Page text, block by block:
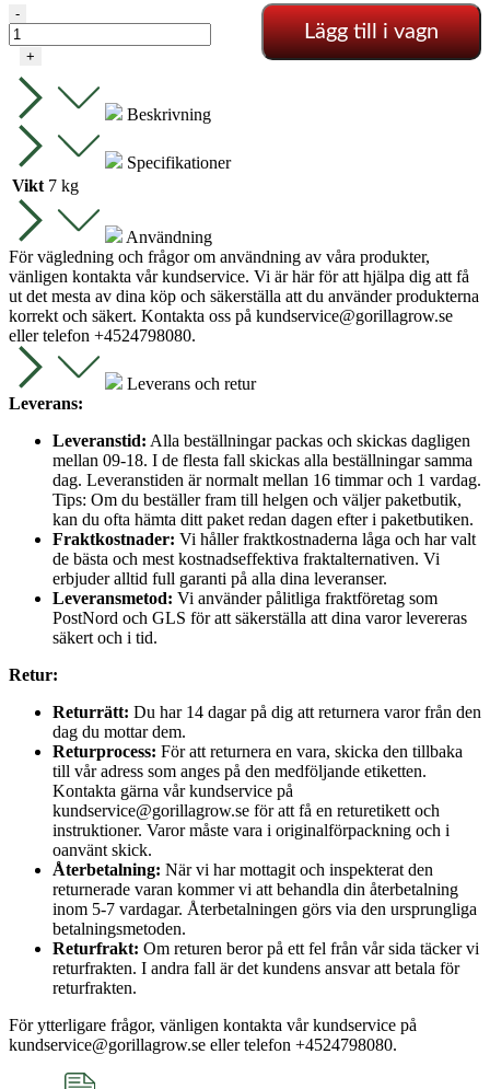
HYDRO
SHOOT
60X60X160
GROTELT
mängd
-
+
Lägg till i vagn
Beskrivning
Specifikationer
Vikt 7 kg
Användning
För vägledning och frågor om användning av våra produkter,
vänligen kontakta vår kundservice. Vi är här för att hjälpa dig att få
ut det mesta av dina köp och säkerställa att du använder produkterna
korrekt och säkert. Kontakta oss på kundservice@gorillagrow.se
eller telefon +4524798080.
Leverans och retur
Leverans:
Leveranstid: Alla beställningar packas och skickas dagligen
mellan 09-18. I de flesta fall skickas alla beställningar samma
dag. Leveranstiden är normalt mellan 16 timmar och 1 vardag.
Tips: Om du beställer fram till helgen och väljer paketbutik,
kan du ofta hämta ditt paket redan dagen efter i paketbutiken.
Fraktkostnader: Vi håller fraktkostnaderna låga och har valt
de bästa och mest kostnadseffektiva fraktalternativen. Vi
erbjuder alltid full garanti på alla dina leveranser.
Leveransmetod: Vi använder pålitliga fraktföretag som
PostNord och GLS för att säkerställa att dina varor levereras
säkert och i tid.
Retur:
Returrätt: Du har 14 dagar på dig att returnera varor från den
dag du mottar dem.
Returprocess: För att returnera en vara, skicka den tillbaka
till vår adress som anges på den medföljande etiketten.
Kontakta gärna vår kundservice på
kundservice@gorillagrow.se för att få en returetikett och
instruktioner. Varor måste vara i originalförpackning och i
oanvänt skick.
Återbetalning: När vi har mottagit och inspekterat den
returnerade varan kommer vi att behandla din återbetalning
inom 5-7 vardagar. Återbetalningen görs via den ursprungliga
betalningsmetoden.
Returfrakt: Om returen beror på ett fel från vår sida täcker vi
returfrakten. I andra fall är det kundens ansvar att betala för
returfrakten.
För ytterligare frågor, vänligen kontakta vår kundservice på
kundservice@gorillagrow.se eller telefon +4524798080.